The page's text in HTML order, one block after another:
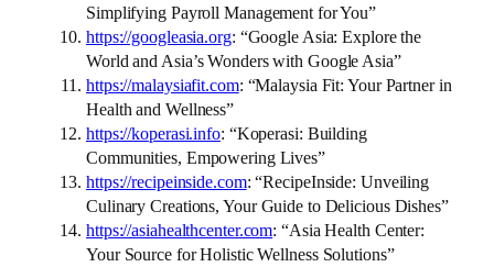
Simplifying Payroll Management for You”
https://googleasia.org: “Google Asia: Explore the
World and Asia’s Wonders with Google Asia”
https://malaysiafit.com: “Malaysia Fit: Your Partner in
Health and Wellness”
https://koperasi.info: “Koperasi: Building
Communities, Empowering Lives”
https://recipeinside.com: “RecipeInside: Unveiling
Culinary Creations, Your Guide to Delicious Dishes”
https://asiahealthcenter.com: “Asia Health Center:
Your Source for Holistic Wellness Solutions”